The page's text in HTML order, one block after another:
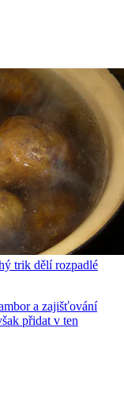
trik dělí rozpadlé
a zajišťování
přidat v ten